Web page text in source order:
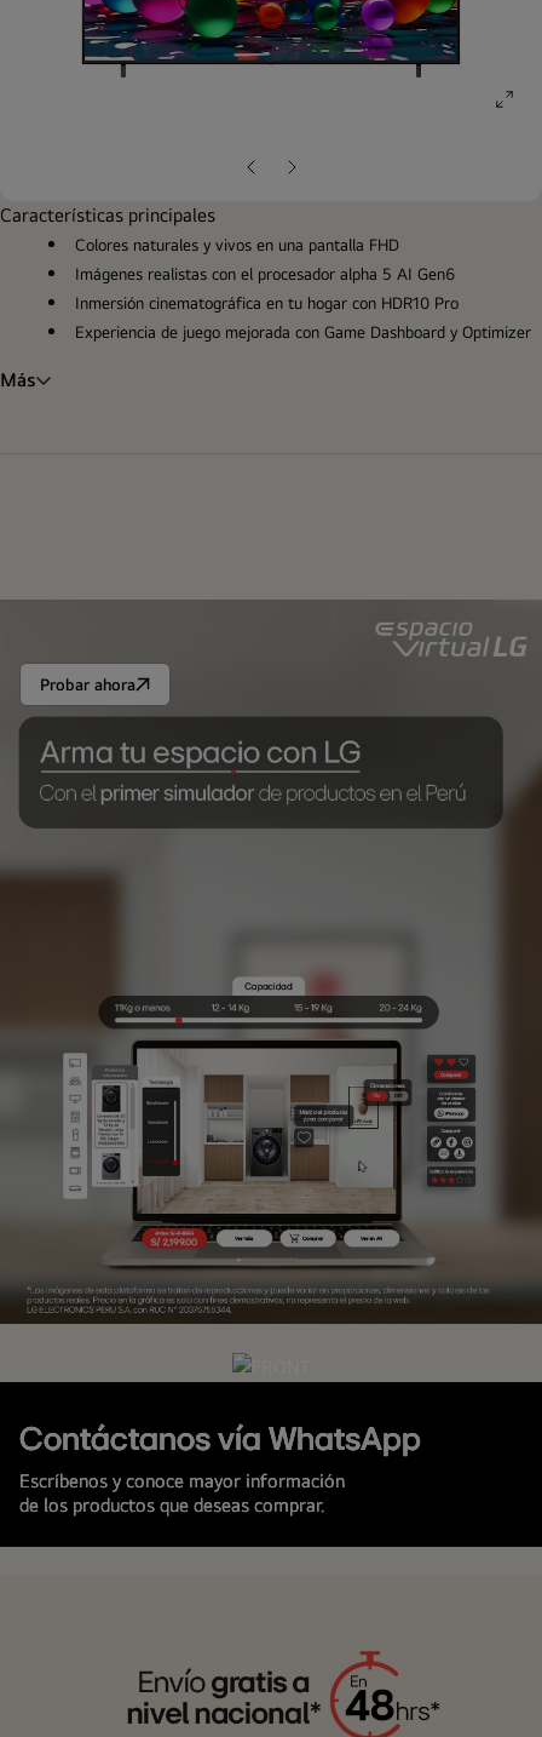
Diapositiva
Siguiente
Características principales
Colores naturales y vivos en una pantalla FHD
Imágenes realistas con el procesador alpha 5 AI Gen6
Inmersión cinematográfica en tu hogar con HDR10 Pro
Experiencia de juego mejorada con Game Dashboard y Optimizer
Más
Probar ahora
Contáctanos vía WhatsApp
Escríbenos y conoce mayor información
de los productos que deseas comprar.